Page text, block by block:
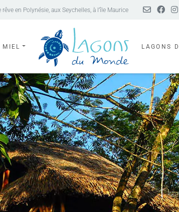
en Polynésie, aux Seychelles, à l’île Maurice
LAGONS